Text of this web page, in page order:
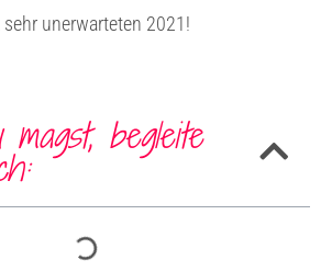
unerwarteten 2021!
begleite